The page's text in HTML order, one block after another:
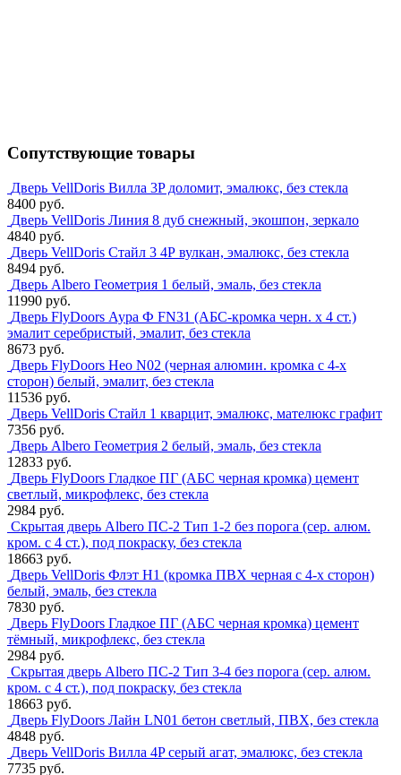
Сопутствующие товары
Дверь VellDoris Вилла 3P доломит, эмалюкс, без стекла
8400 руб.
Дверь VellDoris Линия 8 дуб снежный, экошпон, зеркало
4840 руб.
Дверь VellDoris Стайл 3 4Р вулкан, эмалюкс, без стекла
8494 руб.
Дверь Albero Геометрия 1 белый, эмаль, без стекла
11990 руб.
Дверь FlyDoors Аура Ф FN31 (АБС-кромка черн. х 4 ст.)
эмалит серебристый, эмалит, без стекла
8673 руб.
Дверь FlyDoors Нео N02 (черная алюмин. кромка с 4-х
сторон) белый, эмалит, без стекла
11536 руб.
Дверь VellDoris Стайл 1 кварцит, эмалюкс, мателюкс графит
7356 руб.
Дверь Albero Геометрия 2 белый, эмаль, без стекла
12833 руб.
Дверь FlyDoors Гладкое ПГ (АБС черная кромка) цемент
светлый, микрофлекс, без стекла
2984 руб.
Скрытая дверь Albero ПС-2 Тип 1-2 без порога (сер. алюм.
кром. с 4 ст.), под покраску, без стекла
18663 руб.
Дверь VellDoris Флэт H1 (кромка ПВХ черная с 4-х сторон)
белый, эмаль, без стекла
7830 руб.
Дверь FlyDoors Гладкое ПГ (АБС черная кромка) цемент
тёмный, микрофлекс, без стекла
2984 руб.
Скрытая дверь Albero ПС-2 Тип 3-4 без порога (сер. алюм.
кром. с 4 ст.), под покраску, без стекла
18663 руб.
Дверь FlyDoors Лайн LN01 бетон светлый, ПВХ, без стекла
4848 руб.
Дверь VellDoris Вилла 4P серый агат, эмалюкс, без стекла
7735 руб.